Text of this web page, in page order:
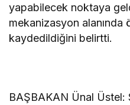
yapabilecek noktaya
mekanizasyon alanında
kaydedildiğini belirtti.
BAŞBAKAN Ünal Üstel: